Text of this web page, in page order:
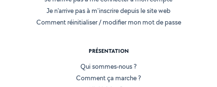
Je n'arrive pas à m'inscrire depuis le site web
Comment réinitialiser / modifier mon mot de passe
PRÉSENTATION
Qui sommes-nous ?
Comment ça marche ?